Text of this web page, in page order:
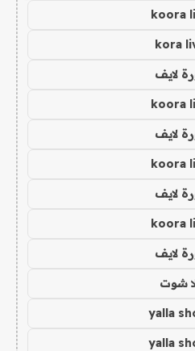
koora
kora
لايف
koora
لايف
koora
لايف
koora
لايف
شوت
yalla
yalla